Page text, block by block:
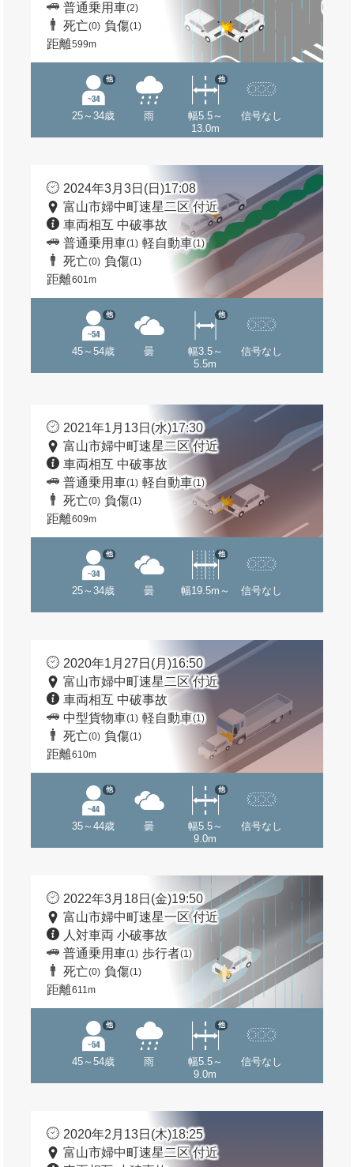
普通乗用車(2)
死亡(0) 負傷(1)
距離599m
25～34歳
他
雨
幅5.5～
13.0m
他
信号なし
2024年3月3日(日)17:08
富山市婦中町速星二区 付近
車両相互 中破事故
普通乗用車(1) 軽自動車(1)
死亡(0) 負傷(1)
距離601m
45～54歳
他
曇
幅3.5～
5.5m
他
信号なし
2021年1月13日(水)17:30
富山市婦中町速星二区 付近
車両相互 中破事故
普通乗用車(1) 軽自動車(1)
死亡(0) 負傷(1)
距離609m
25～34歳
他
曇 幅19.5m～
他
信号なし
2020年1月27日(月)16:50
富山市婦中町速星二区 付近
車両相互 中破事故
中型貨物車(1) 軽自動車(1)
死亡(0) 負傷(1)
距離610m
35～44歳
他
曇
幅5.5～
9.0m
他
信号なし
2022年3月18日(金)19:50
富山市婦中町速星一区 付近
人対車両 小破事故
普通乗用車(1) 歩行者(1)
死亡(0) 負傷(1)
距離611m
45～54歳
他
雨
幅5.5～
9.0m
他
信号なし
2020年2月13日(木)18:25
富山市婦中町速星二区 付近